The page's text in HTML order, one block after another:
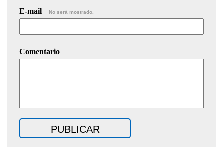
E-mail No será mostrado.
Comentario